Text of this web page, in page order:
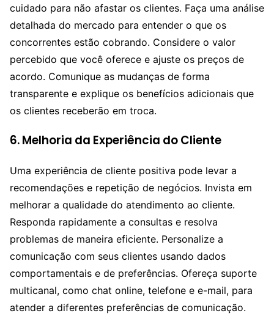
cuidado para não afastar os clientes. Faça uma análise
detalhada do mercado para entender o que os
concorrentes estão cobrando. Considere o valor
percebido que você oferece e ajuste os preços de
acordo. Comunique as mudanças de forma
transparente e explique os benefícios adicionais que
os clientes receberão em troca.
6. Melhoria da Experiência do Cliente
Uma experiência de cliente positiva pode levar a
recomendações e repetição de negócios. Invista em
melhorar a qualidade do atendimento ao cliente.
Responda rapidamente a consultas e resolva
problemas de maneira eficiente. Personalize a
comunicação com seus clientes usando dados
comportamentais e de preferências. Ofereça suporte
multicanal, como chat online, telefone e e-mail, para
atender a diferentes preferências de comunicação.